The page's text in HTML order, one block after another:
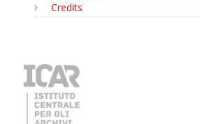
Credits